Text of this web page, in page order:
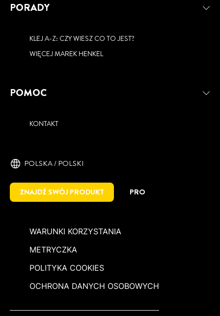
PORADY
KLEJ A-Z: CZY WIESZ CO TO JEST?
WIĘCEJ MAREK HENKEL
POMOC
KONTAKT
POLSKA / POLSKI
ZNAJDŹ SWÓJ PRODUKT PRO
WARUNKI KORZYSTANIA
METRYCZKA
POLITYKA COOKIES
OCHRONA DANYCH OSOBOWYCH